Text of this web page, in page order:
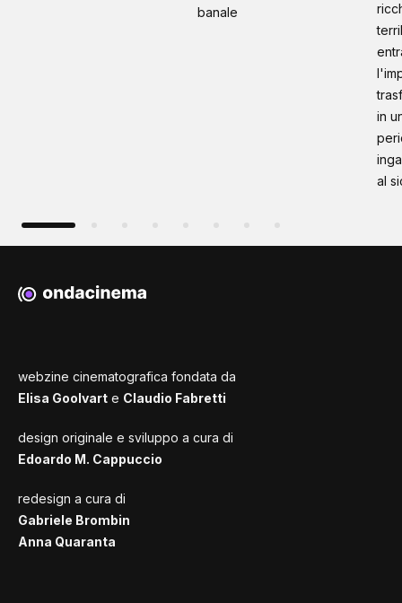
banale
in
al
webzine cinematografica fondata da
Elisa Goolvart e Claudio Fabretti
design originale e sviluppo a cura di
Edoardo M. Cappuccio
redesign a cura di
Gabriele Brombin
Anna Quaranta